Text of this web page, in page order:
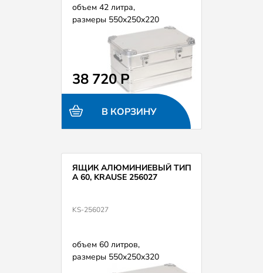
объем 42 литра,
размеры 550х250х220
38 720 Р
В КОРЗИНУ
ЯЩИК АЛЮМИНИЕВЫЙ ТИП
А 60, KRAUSE 256027
KS-256027
объем 60 литров,
размеры 550х250х320